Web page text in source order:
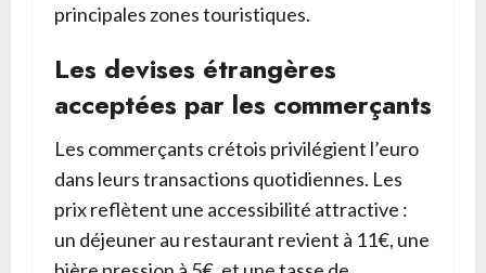
principales zones touristiques.
Les devises étrangères
acceptées par les commerçants
Les commerçants crétois privilégient l’euro
dans leurs transactions quotidiennes. Les
prix reflètent une accessibilité attractive :
un déjeuner au restaurant revient à 11€, une